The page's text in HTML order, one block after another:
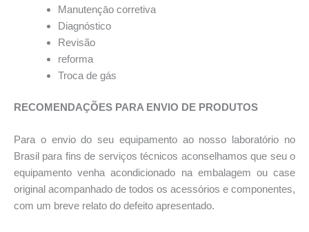
Manutençāo corretiva
Diagnóstico
Revisão
reforma
Troca de gás
RECOMENDAÇÕES PARA ENVIO DE PRODUTOS
Para o envio do seu equipamento ao nosso laboratório no
Brasil para fins de serviços técnicos aconselhamos que seu o
equipamento venha acondicionado na embalagem ou case
original acompanhado de todos os acessórios e componentes,
com um breve relato do defeito apresentado.